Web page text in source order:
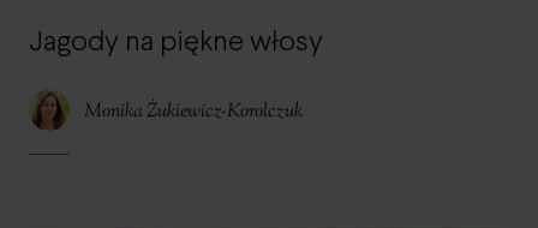
Jagody na piękne włosy
Monika Żukiewicz-Korolczuk